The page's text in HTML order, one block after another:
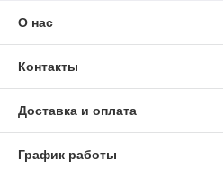
О нас
Контакты
Доставка и оплата
График работы